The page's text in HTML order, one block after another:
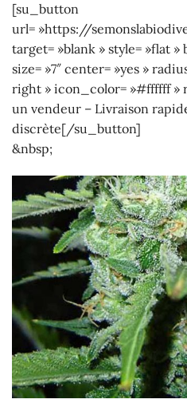
[su_button
url= »https://
target= »blank » style= »flat »
size= »7″ center= »yes »
right » icon_color= »#ffffff »
un vendeur – Livraison
discrète[/su_button]
&nbsp;